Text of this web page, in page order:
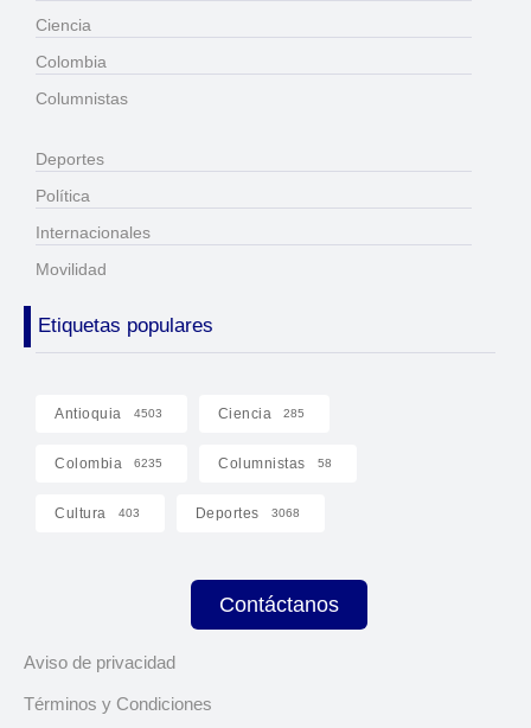
Ciencia
Colombia
Columnistas
Deportes
Política
Internacionales
Movilidad
Etiquetas populares
Antioquia 4503 Ciencia 285
Colombia 6235 Columnistas 58
Cultura 403 Deportes 3068
Contáctanos
Aviso de privacidad
Términos y Condiciones